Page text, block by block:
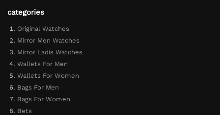
categories
Original Watches
Mirror Men Watches
Mirror Ladis Watches
Wallets For Men
Wallets For Women
Bags For Men
Bags For Women
Bets